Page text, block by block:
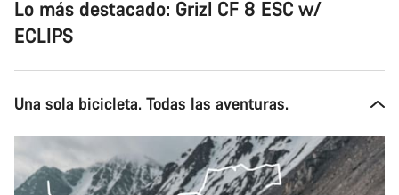
Lo más destacado: Grizl CF 8 ESC w/
ECLIPS
Una sola bicicleta. Todas las aventuras.